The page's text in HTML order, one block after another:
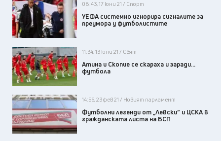
08:43, 17 юни 21 / Спорт
УЕФА системно игнорира сигналите за
преумора у футболистите
11:34, 13 юни 21 / Свят
Атина и Скопие се скараха и заради...
футбола
14:56, 23 фев 21 / Новият парламент
Футболни легенди от „Левски“ и ЦСКА в
гражданската листа на БСП